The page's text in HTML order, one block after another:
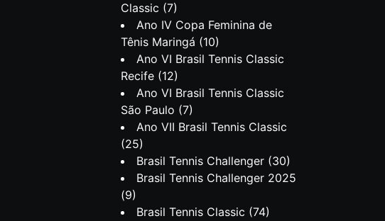
Classic (7)
Ano IV Copa Feminina de
Tênis Maringá (10)
Ano VI Brasil Tennis Classic
Recife (12)
Ano VI Brasil Tennis Classic
São Paulo (7)
Ano VII Brasil Tennis Classic
(25)
Brasil Tennis Challenger (30)
Brasil Tennis Challenger 2025
(9)
Brasil Tennis Classic (74)